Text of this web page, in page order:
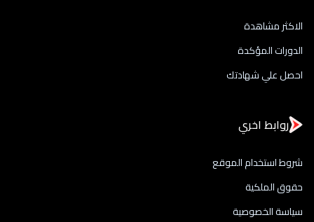
الاكثر مشاهدة
الدورات المؤكدة
احصل علي شهادتك
روابط اخري
شروط استخدام الموقع
حقوق الملكية
سياسة الخصوصية